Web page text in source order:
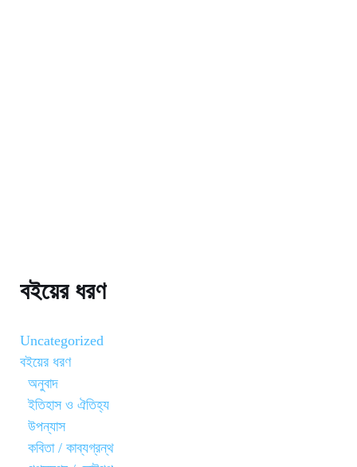
বইয়ের ধরণ
Uncategorized
বইয়ের ধরণ
অনুবাদ
ইতিহাস ও ঐতিহ্য
উপন্যাস
কবিতা / কাব্যগ্রন্থ